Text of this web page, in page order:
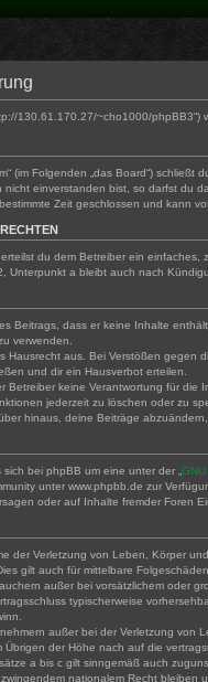
130.61.170.27/~cho1000/
(im Folgenden „das Board“)
einverstanden bist, so darfst du
Zeit geschlossen und kann
du dem Betreiber ein
Unterpunkt a bleibt auch nach
Beitrags, dass er keine Inhalte
verwenden.
Hausrecht aus. Bei Verstößen
und dir ein Hausverbot erteilen.
Betreiber keine Verantwortung für
jederzeit zu löschen oder zu
hinaus, deine Beiträge
bei phpBB um eine unter der „
unter www.phpbb.de zur
oder auf Inhalte fremder Foren
der Verletzung von Leben, Körper
gilt auch für mittelbare
außer bei vorsätzlichem oder
typischerweise
außer bei der Verletzung von
der Höhe nach auf die
a bis c gilt sinngemäß auch
nationalem Recht bleiben